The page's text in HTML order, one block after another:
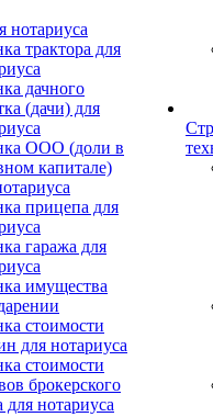
нотариуса
трактора для
дачного
(дачи) для
ООО (доли в
капитале)
прицепа для
гаража для
имущества
стоимости
для нотариуса
стоимости
брокерского
для нотариуса